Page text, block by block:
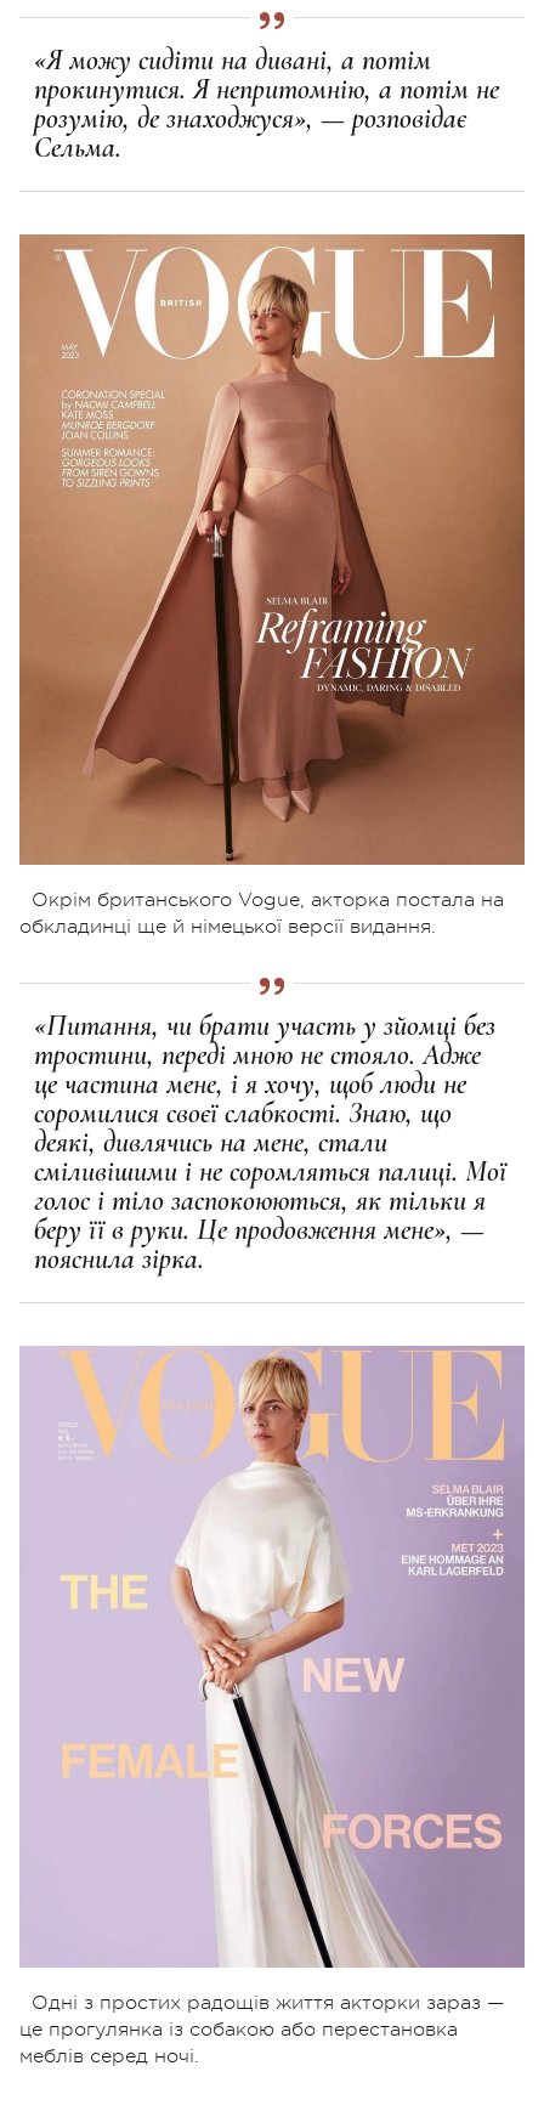
«Я можу сидіти на дивані, а потім
прокинутися. Я непритомнію, а потім не
розумію, де знаходжуся», — розповідає
Сельма.
Окрім британського Vogue, акторка постала на
обкладинці ще й німецької версії видання.
«Питання, чи брати участь у зйомці без
тростини, переді мною не стояло. Адже
це частина мене, і я хочу, щоб люди не
соромилися своєї слабкості. Знаю, що
деякі, дивлячись на мене, стали
сміливішими і не соромляться палиці. Мої
голос і тіло заспокоюються, як тільки я
беру її в руки. Це продовження мене», —
пояснила зірка.
Одні з простих радощів життя акторки зараз —
це прогулянка із собакою або перестановка
меблів серед ночі.